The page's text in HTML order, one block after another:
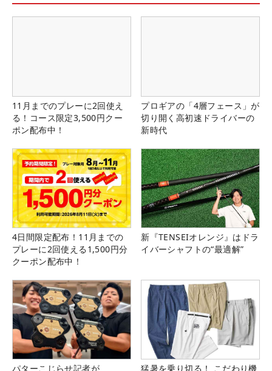
11月までのプレーに2回使え
る！コース限定3,500円クー
ポン配布中！
プロギアの「4層フェース」が
切り開く高初速ドライバーの
新時代
4日間限定配布！11月までの
プレーに2回使える1,500円分
クーポン配布中！
新『TENSEIオレンジ』はドラ
イバーシャフトの“最適解”
パターこじらせ記者が
猛暑を乗り切る！ こだわり機